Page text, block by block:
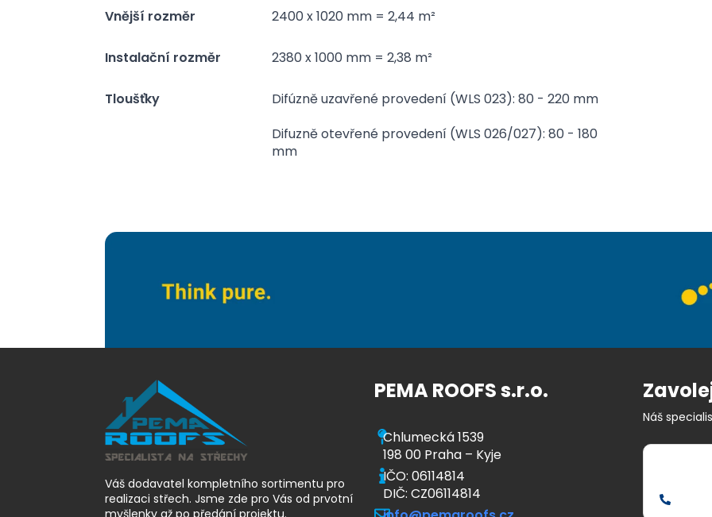
Vnější rozměr 2400 x 1020 mm = 2,44 m²
Instalační rozměr 2380 x 1000 mm = 2,38 m²
Tloušťky
Difúzně uzavřené provedení (WLS 023): 80 - 220 mm
Difuzně otevřené provedení (WLS 026/027): 80 - 180
mm
Váš dodavatel kompletního sortimentu pro
realizaci střech. Jsme zde pro Vás od prvotní
myšlenky až po předání projektu.
PEMA ROOFS s.r.o.
Chlumecká 1539
198 00 Praha – Kyje
IČO: 06114814
DIČ: CZ06114814
Náš